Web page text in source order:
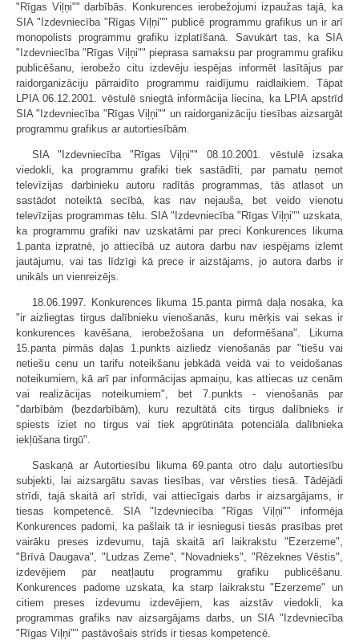
"Rīgas Viļņi"" darbībās. Konkurences ierobežojumi izpaužas tajā, ka
SIA "Izdevniecība "Rīgas Viļņi"" publicē programmu grafikus un ir arī
monopolists programmu grafiku izplatīšanā. Savukārt tas, ka SIA
"Izdevniecība "Rīgas Viļņi"" pieprasa samaksu par programmu grafiku
publicēšanu, ierobežo citu izdevēju iespējas informēt lasītājus par
raidorganizāciju pārraidīto programmu raidījumu raidlaikiem. Tāpat
LPIA 06.12.2001. vēstulē sniegtā informācija liecina, ka LPIA apstrīd
SIA "Izdevniecība "Rīgas Viļņi"" un raidorganizāciju tiesības aizsargāt
programmu grafikus ar autortiesībām.
SIA "Izdevniecība "Rīgas Viļņi"" 08.10.2001. vēstulē izsaka
viedokli, ka programmu grafiki tiek sastādīti, par pamatu ņemot
televīzijas darbinieku autoru radītās programmas, tās atlasot un
sastādot noteiktā secībā, kas nav nejauša, bet veido vienotu
televīzijas programmas tēlu. SIA "Izdevniecība "Rīgas Viļņi"" uzskata,
ka programmu grafiki nav uzskatāmi par preci Konkurences likuma
1.panta izpratnē, jo attiecībā uz autora darbu nav iespējams izlemt
jautājumu, vai tas līdzīgi kā prece ir aizstājams, jo autora darbs ir
unikāls un vienreizējs.
18.06.1997. Konkurences likuma 15.panta pirmā daļa nosaka, ka
"ir aizliegtas tirgus dalībnieku vienošanās, kuru mērķis vai sekas ir
konkurences kavēšana, ierobežošana un deformēšana". Likuma
15.panta pirmās daļas 1.punkts aizliedz vienošanās par "tiešu vai
netiešu cenu un tarifu noteikšanu jebkādā veidā vai to veidošanas
noteikumiem, kā arī par informācijas apmaiņu, kas attiecas uz cenām
vai realizācijas noteikumiem", bet 7.punkts - vienošanās par
"darbībām (bezdarbībām), kuru rezultātā cits tirgus dalībnieks ir
spiests iziet no tirgus vai tiek apgrūtināta potenciāla dalībnieka
iekļūšana tirgū".
Saskaņā ar Autortiesību likuma 69.panta otro daļu autortiesību
subjekti, lai aizsargātu savas tiesības, var vērsties tiesā. Tādējādi
strīdi, tajā skaitā arī strīdi, vai attiecīgais darbs ir aizsargājams, ir
tiesas kompetencē. SIA "Izdevniecība "Rīgas Viļņi"" informēja
Konkurences padomi, ka pašlaik tā ir iesniegusi tiesās prasības pret
vairāku preses izdevumu, tajā skaitā arī laikrakstu "Ezerzeme",
"Brīvā Daugava", "Ludzas Zeme", "Novadnieks", "Rēzeknes Vēstis",
izdevējiem par neatļautu programmu grafiku publicēšanu.
Konkurences padome uzskata, ka starp laikrakstu "Ezerzeme" un
citiem preses izdevumu izdevējiem, kas aizstāv viedokli, ka
programmas grafiks nav aizsargājams darbs, un SIA "Izdevniecība
"Rīgas Viļņi"" pastāvošais strīds ir tiesas kompetencē.